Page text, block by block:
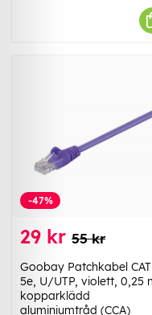
-47%
29 kr 55 kr
Goobay Patchkabel CAT
5e, U/UTP, violett, 0,25
kopparklädd
aluminiumtråd (CCA)